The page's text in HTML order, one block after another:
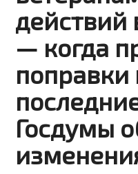
действий
— когда
поправки
Госдумы